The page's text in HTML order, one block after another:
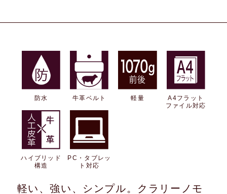
防水 牛革ベルト 軽量
A4フラット
ファイル対応
ハイブリッド
構造
PC・タブレッ
ト対応
軽い、強い、シンプル。クラリーノモ